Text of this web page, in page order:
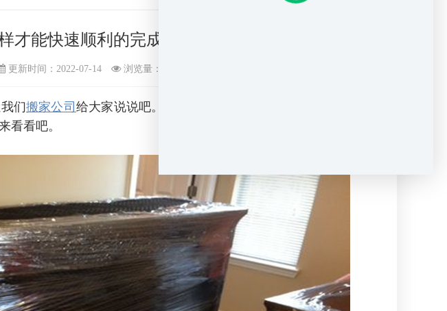
才能快速顺利的完成搬家
更新时间：2022-07-14 浏览量：
们搬家公司 给大家说说吧。那么怎样判断是正规的搬家公司呢，下
看看吧。